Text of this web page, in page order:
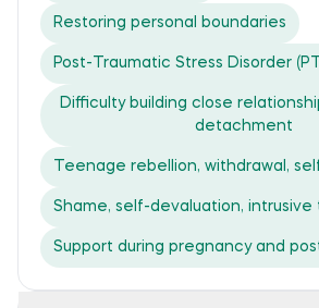
Restoring personal boundaries
Post-Traumatic Stress Disorder
Difficulty building close
detachment
Teenage rebellion, withdrawal,
Shame, self-devaluation, intrusive
Support during pregnancy and